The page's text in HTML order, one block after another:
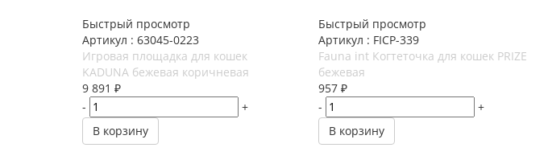
Быстрый просмотр
Артикул : 63045-0223
Игровая площадка для кошек
KADUNA бежевая коричневая
9 891 ₽
-
+
В корзину
Быстрый просмотр
Артикул : FICP-339
Fauna int Когтеточка для кошек PRIZE
бежевая
957₽
-
+
В корзину